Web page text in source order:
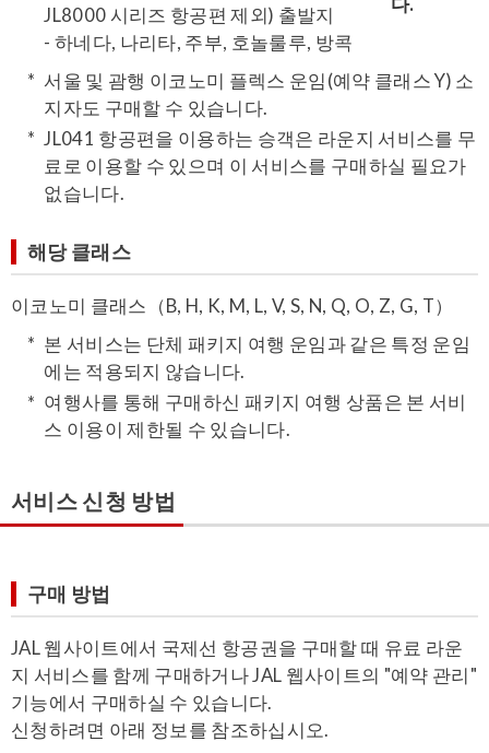
JL8000 시리즈 항공편 제외) 출발지
- 하네다, 나리타, 주부, 호놀룰루, 방콕
서울 및 괌행 이코노미 플렉스 운임(예약 클래스 Y) 소
지자도 구매할 수 있습니다.
JL041 항공편을 이용하는 승객은 라운지 서비스를 무
료로 이용할 수 있으며 이 서비스를 구매하실 필요가
없습니다.
해당 클래스
이코노미 클래스（B, H, K, M, L, V, S, N, Q, O, Z, G, T）
본 서비스는 단체 패키지 여행 운임과 같은 특정 운임
에는 적용되지 않습니다.
여행사를 통해 구매하신 패키지 여행 상품은 본 서비
스 이용이 제한될 수 있습니다.
서비스 신청 방법
구매 방법
JAL 웹사이트에서 국제선 항공권을 구매할 때 유료 라운
지 서비스를 함께 구매하거나 JAL 웹사이트의 "예약 관리"
기능에서 구매하실 수 있습니다.
신청하려면 아래 정보를 참조하십시오.